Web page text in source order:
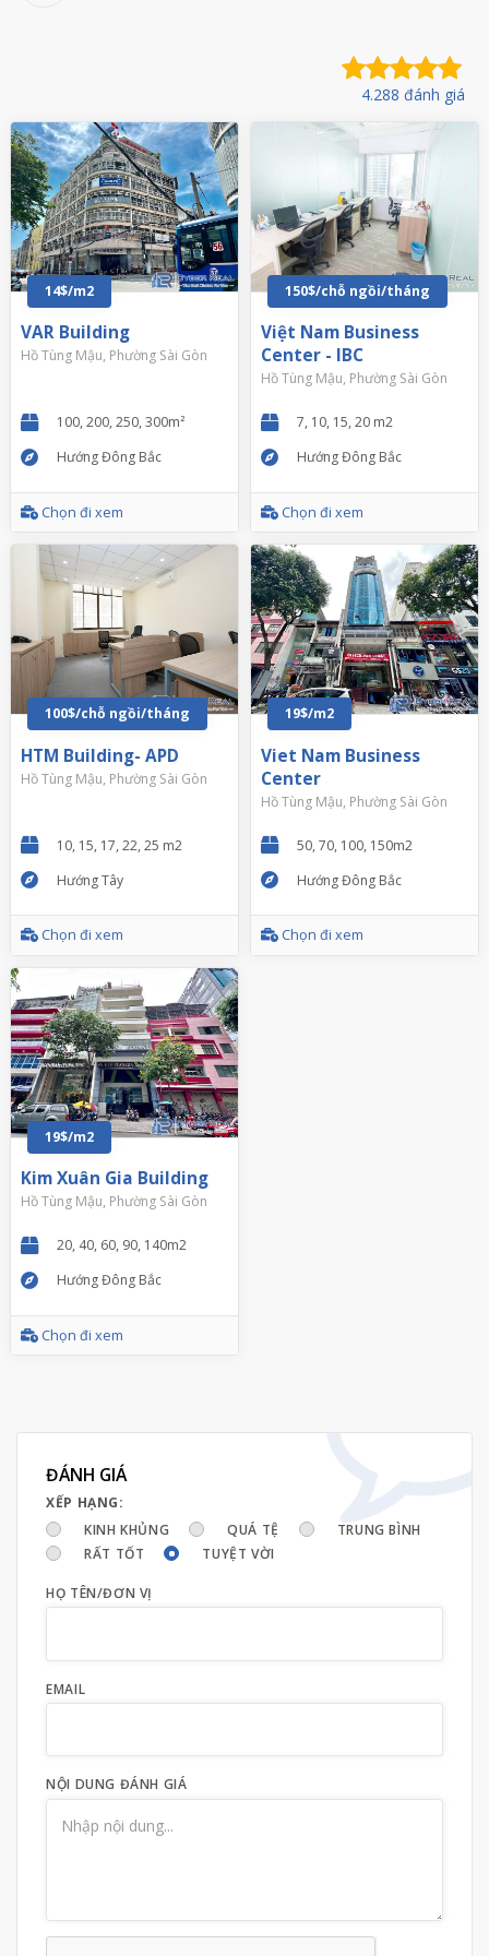
4.288 đánh giá
14$/m2
VAR Building
Hồ Tùng Mậu, Phường Sài Gòn
100, 200, 250, 300m²
Hướng Đông Bắc
Chọn đi xem
150$/chỗ ngồi/tháng
Việt Nam Business
Center - IBC
Hồ Tùng Mậu, Phường Sài Gòn
7, 10, 15, 20 m2
Hướng Đông Bắc
Chọn đi xem
100$/chỗ ngồi/tháng
HTM Building- APD
Hồ Tùng Mậu, Phường Sài Gòn
10, 15, 17, 22, 25 m2
Hướng Tây
Chọn đi xem
19$/m2
Viet Nam Business
Center
Hồ Tùng Mậu, Phường Sài Gòn
50, 70, 100, 150m2
Hướng Đông Bắc
Chọn đi xem
19$/m2
Kim Xuân Gia Building
Hồ Tùng Mậu, Phường Sài Gòn
20, 40, 60, 90, 140m2
Hướng Đông Bắc
Chọn đi xem
ĐÁNH GIÁ
XẾP HẠNG:
KINH KHỦNG
QUÁ TỆ
TRUNG BÌNH
RẤT TỐT
TUYỆT VỜI
HỌ TÊN/ĐƠN VỊ
EMAIL
NỘI DUNG ĐÁNH GIÁ